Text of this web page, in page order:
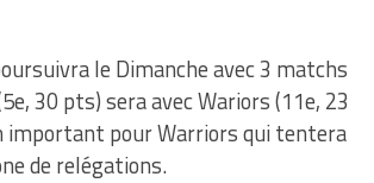
le Dimanche avec 3 matchs
30 pts) sera avec Wariors (11e, 23
important pour Warriors qui tentera
de relégations.